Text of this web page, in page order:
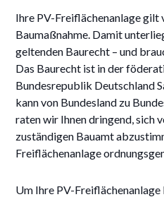
Ihre PV-Freiflächenanlage gilt
Baumaßnahme. Damit
geltenden Baurecht – und
Das Baurecht ist in der
Bundesrepublik Deutschland
kann von Bundesland zu
raten wir Ihnen dringend, sich
zuständigen Bauamt
Freiflächenanlage
Um Ihre PV-Freiflächenanlage